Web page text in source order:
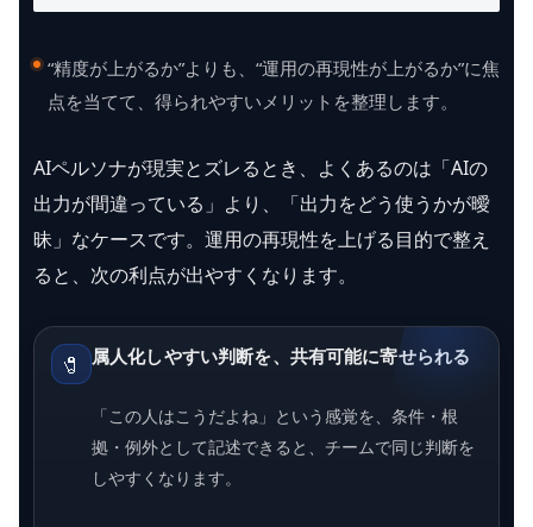
“精度が上がるか”よりも、“運用の再現性が上がるか”に焦
点を当てて、得られやすいメリットを整理します。
AIペルソナが現実とズレるとき、よくあるのは「AIの
出力が間違っている」より、「出力をどう使うかが曖
昧」なケースです。運用の再現性を上げる目的で整え
ると、次の利点が出やすくなります。
🧷 属人化しやすい判断を、共有可能に寄せられる
「この人はこうだよね」という感覚を、条件・根
拠・例外として記述できると、チームで同じ判断を
しやすくなります。